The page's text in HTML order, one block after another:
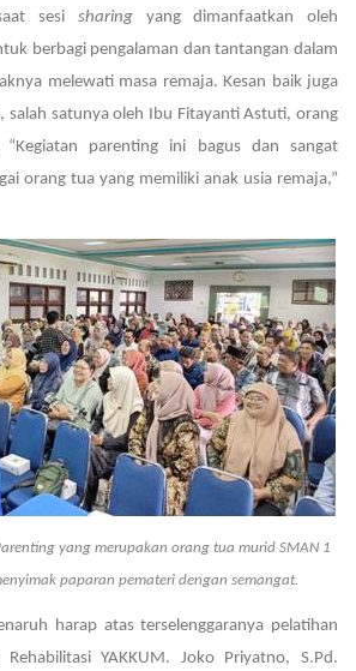
sesi sharing yang dimanfaatkan oleh
berbagi pengalaman dan tantangan dalam
melewati masa remaja. Kesan baik juga
salah satunya oleh Ibu Fitayanti Astuti, orang
parenting ini bagus dan sangat
orang tua yang memiliki anak usia remaja,”
yang merupakan orang tua murid SMAN 1
paparan pemateri dengan semangat.
harap atas terselenggaranya pelatihan
YAKKUM. Joko Priyatno, S.Pd.